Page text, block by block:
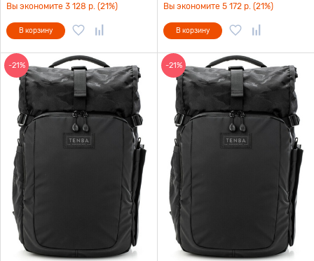
Вы экономите 3 128 р. (21%)
В корзину
Вы экономите 5 172 р. (21%)
В корзину
-21% -21%